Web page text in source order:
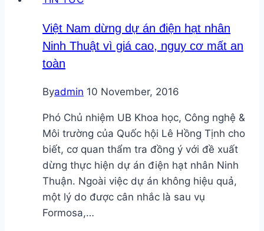
duyệt
thêm
USD
tài
trợ
dự
án
biến
đổi
Việt Nam dừng dự án điện hạt nhân
Ninh Thuật vì giá cao, nguy cơ mất an
toàn
Byadmin 10 November, 2016
Phó Chủ nhiệm UB Khoa học, Công nghệ &
Môi trường của Quốc hội Lê Hồng Tịnh cho
biết, cơ quan thẩm tra đồng ý với đề xuất
dừng thực hiện dự án điện hạt nhân Ninh
Thuận. Ngoài việc dự án không hiệu quả,
một lý do được cân nhắc là sau vụ
Formosa,…